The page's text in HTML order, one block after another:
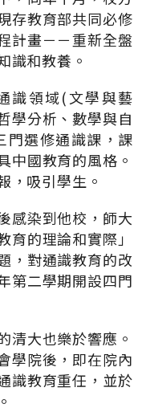
存教育部共同必修
計畫－－重新全盤
識和教養。
識領域(文學與藝
學分析、數學與自
門選修通識課，課
中國教育的風格。
，吸引學生。
感染到他校，師大
的理論和實際」
，對通識教育的改
第二學期開設四門
清大也樂於響應。
學院後，即在院內
識教育重任，並於